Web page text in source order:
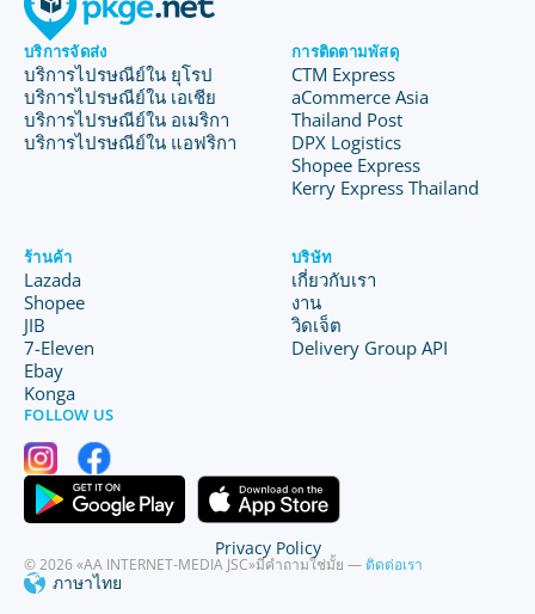
บริการจัดส่ง
บริการไปรษณีย์ใน ยุโรป
บริการไปรษณีย์ใน เอเชีย
บริการไปรษณีย์ใน อเมริกา
บริการไปรษณีย์ใน แอฟริกา
การติดตามพัสดุ
CTM Express
aCommerce Asia
Thailand Post
DPX Logistics
Shopee Express
Kerry Express Thailand
ร้านค้า
Lazada
Shopee
JIB
7-Eleven
Ebay
Konga
บริษัท
เกี่ยวกับเรา
งาน
วิดเจ็ต
Delivery Group API
FOLLOW US
© 2026 «AA INTERNET-MEDIA JSC»มีคำถามใช่มั้ย — ติดต่อเรา
ภาษาไทย
Privacy Policy